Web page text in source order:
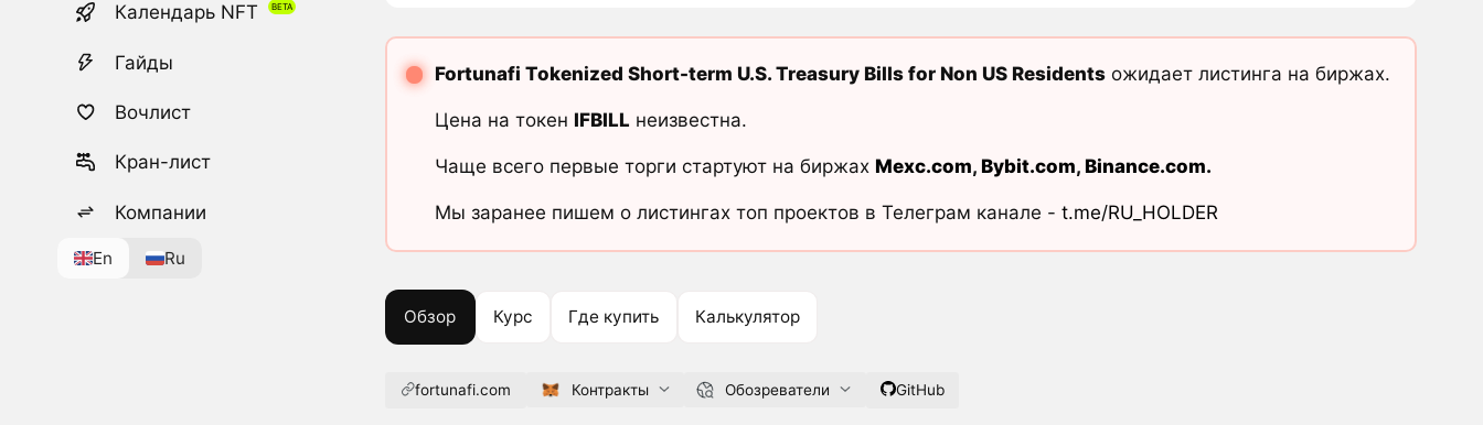
Календарь NFT
Гайды
Вочлист
Кран-лист
Компании
En Ru
Fortunafi Tokenized Short-term U.S. Treasury Bills for Non US Residentsожидает листинга на биржах.
Цена на токен IFBILL неизвестна.
Чаще всего первые торги стартуют на биржах Mexc.com, Bybit.com, Binance.com.
Мы заранее пишем о листингах топ проектов в Телеграм канале - t.me/RU_HOLDER
Обзор Курс Где купить Калькулятор
fortunafi.com Контракты Обозреватели GitHub